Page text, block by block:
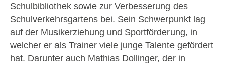
Schulbibliothek sowie zur Verbesserung des
Schulverkehrsgartens bei. Sein Schwerpunkt lag
auf der Musikerziehung und Sportförderung, in
welcher er als Trainer viele junge Talente gefördert
hat. Darunter auch Mathias Dollinger, der in